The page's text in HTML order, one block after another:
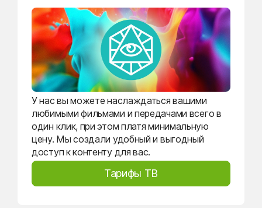
У нас вы можете наслаждаться вашими
любимыми фильмами и передачами всего в
один клик, при этом платя минимальную
цену. Мы создали удобный и выгодный
доступ к контенту для вас.
Тарифы ТВ